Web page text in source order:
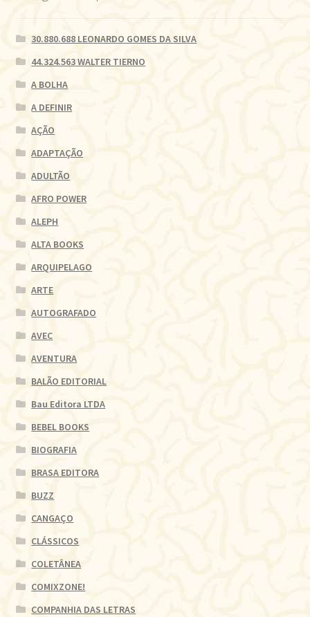
30.880.688 LEONARDO GOMES DA SILVA
44.324.563 WALTER TIERNO
A BOLHA
A DEFINIR
AÇÃO
ADAPTAÇÃO
ADULTÃO
AFRO POWER
ALEPH
ALTA BOOKS
ARQUIPELAGO
ARTE
AUTOGRAFADO
AVEC
AVENTURA
BALÃO EDITORIAL
Bau Editora LTDA
BEBEL BOOKS
BIOGRAFIA
BRASA EDITORA
BUZZ
CANGAÇO
CLÁSSICOS
COLETÂNEA
COMIXZONE!
COMPANHIA DAS LETRAS